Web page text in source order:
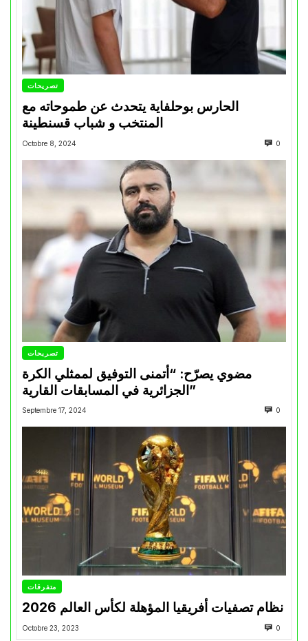
تصريحات
الحارس بوحلفاية يتحدث عن طموحاته مع
المنتخب و شباب قسنطينة
Octobre 8, 2024 0
تصريحات
مضوي يصرّح: “أتمنى التوفيق لممثلي الكرة
الجزائرية في المسابقات القارية”
Septembre 17, 2024 0
متفرقات
نظام تصفيات أفريقيا المؤهلة لكأس العالم 2026
Octobre 23, 2023 0